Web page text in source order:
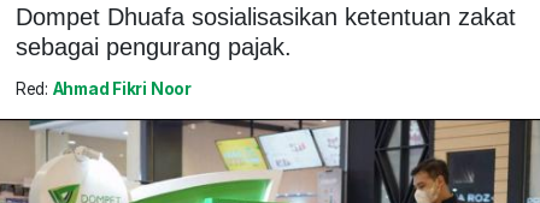
Dompet Dhuafa sosialisasikan ketentuan zakat
sebagai pengurang pajak.
Red: Ahmad Fikri Noor